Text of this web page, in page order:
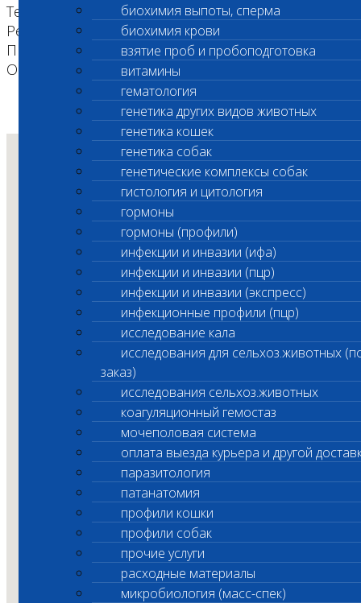
биохимия выпоты, сперма
биохимия крови
взятие проб и пробоподготовка
витамины
гематология
генетика других видов животных
генетика кошек
генетика собак
генетические комплексы собак
гистология и цитология
гормоны
гормоны (профили)
инфекции и инвазии (ифа)
инфекции и инвазии (пцр)
инфекции и инвазии (экспресс)
инфекционные профили (пцр)
исследование кала
исследования для сельхоз.животных
заказ)
исследования сельхоз.животных
коагуляционный гемостаз
мочеполовая система
оплата выезда курьера и другой
паразитология
патанатомия
профили кошки
профили собак
прочие услуги
расходные материалы
микробиология (масс-спек)
Телефон: +7 (495) 260-0-260
Режим работы: Круглосуточно, САНИТАРНЫЙ
ПЕРЕРЫВ с 9:00 до 10:00
Оплата VISA/MASTERCARD: Да